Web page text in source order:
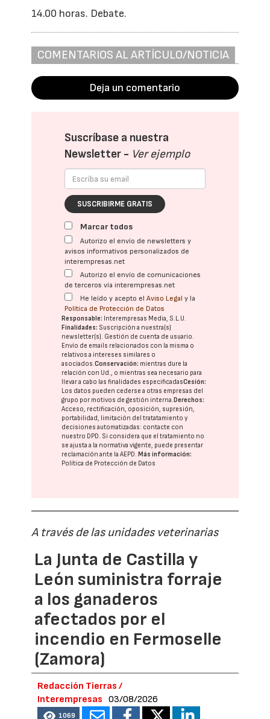
14.00 horas. Debate.
COMENTARIOS AL ARTÍCULO/NOTICIA
Deja un comentario
Suscríbase a nuestra
Newsletter - Ver ejemplo
SUSCRIBIRME GRATIS
Marcar todos
Autorizo el envío de newsletters y
avisos informativos personalizados de
interempresas.net
Autorizo el envío de comunicaciones
de terceros vía interempresas.net
He leído y acepto elAviso Legal y la
Política de Protección de Datos
Responsable: Interempresas Media, S.L.U.
Finalidades: Suscripción a nuestra(s)
newsletter(s). Gestión de cuenta de usuario.
Envío de emails relacionados con la misma o
relativos a intereses similares o
asociados.Conservación: mientras dure la
relación con Ud., o mientras sea necesario para
llevar a cabo las finalidades especificadasCesión:
Los datos pueden cederse a otras empresas del
grupo por motivos de gestión interna. Derechos:
Acceso, rectificación, oposición, supresión,
portabilidad, limitación del tratatamiento y
decisiones automatizadas: contacte con
nuestro DPD. Si considera que el tratamiento no
se ajusta a la normativa vigente, puede presentar
reclamación ante laAEPD. Más información:
Política de Protección de Datos
A través de las unidades veterinarias
La Junta de Castilla y
León suministra forraje
a los ganaderos
afectados por el
incendio en Fermoselle
(Zamora)
Redacción Tierras /
Interempresas
03/08/2026
1069